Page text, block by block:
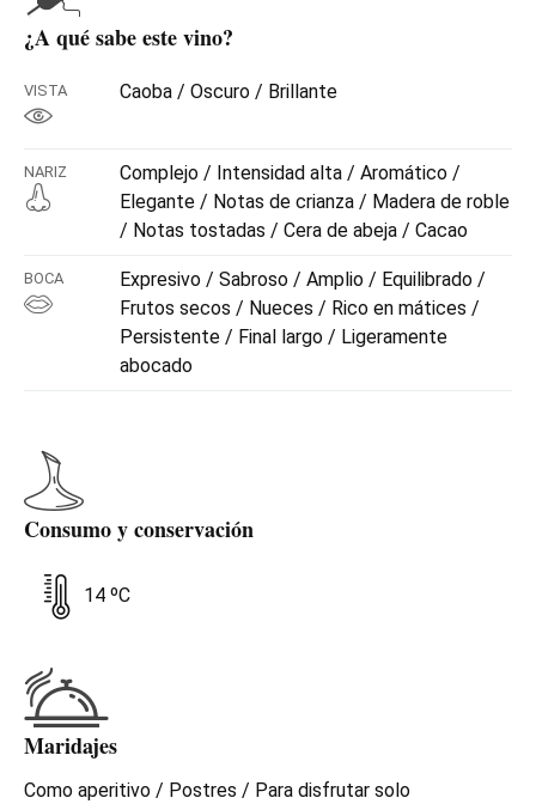
lo largo del año.
Vino brillante y transparente, de color caoba muy oscuro.
En nariz, muy complejo y aromático, elegante y redondo,
con notas de roble tostado y recuerdos a cera y cacao.
sabor a nueces, bien equilibrado y persistente, con un
paso de boca espectacular y final muy largo y
ligeramente abocado.
¿A qué sabe este vino?
VISTA Caoba / Oscuro / Brillante
NARIZ
Complejo / Intensidad alta / Aromático /
Elegante / Notas de crianza / Madera de roble
/ Notas tostadas / Cera de abeja / Cacao
BOCA
Expresivo / Sabroso / Amplio / Equilibrado /
Frutos secos / Nueces / Rico en mátices /
Persistente / Final largo / Ligeramente
abocado
Consumo y conservación
14 ºC
Maridajes
Como aperitivo / Postres / Para disfrutar solo